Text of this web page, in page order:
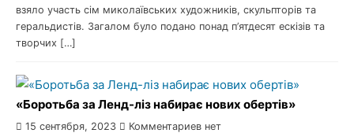
взяло участь сім миколаївських художників, скульпторів та
геральдистів. Загалом було подано понад п’ятдесят ескізів та
творчих […]
«Боротьба за Ленд-ліз набирає нових обертів»
15 сентября, 2023 Комментариев нет